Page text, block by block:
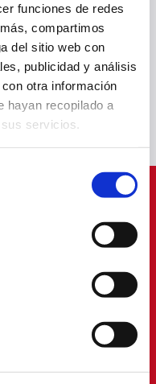
funciones de redes
compartimos
del sitio web con
publicidad y análisis
otra información
hayan recopilado a
servicios.